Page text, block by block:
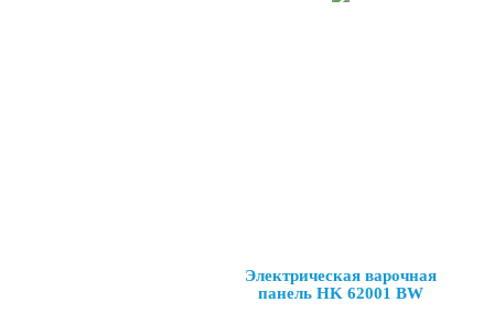
Электрическая варочная
панель HK 62001 BW